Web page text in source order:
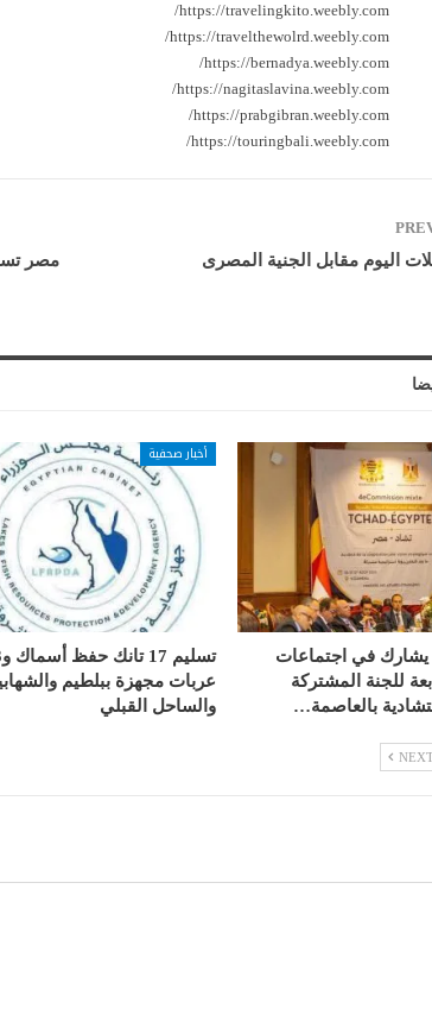
https://travelingkito.weebly.com/
https://travelthewolrd.weebly.com/
https://bernadya.weebly.com/
https://nagitaslavina.weebly.com/
https://prabgibran.weebly.com/
https://touringbali.weebly.com/
اليوم مقابل الجنية المصرى
مصر
يشارك في اجتماعات
للجنة المشتركة
بالعاصمة…
أخبار صحفية
عربات مجهزة ببلطيم
والساحل القبلي